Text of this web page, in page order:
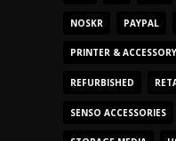
NOSKR PAYPAL
PRINTER & ACCESSORY
REFURBISHED
SENSO ACCESSORIES